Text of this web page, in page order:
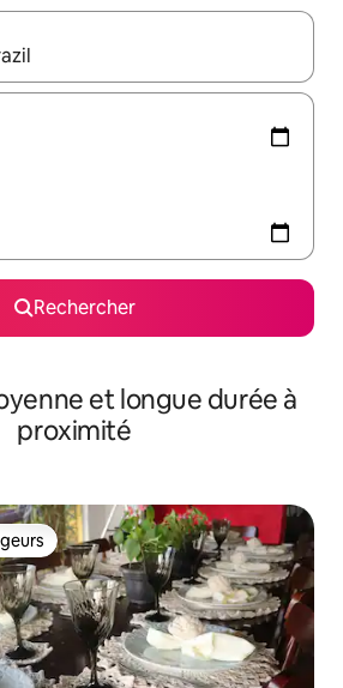
s'affichent, utilisez les flèches vers le
Rechercher
et longue durée à
proximité